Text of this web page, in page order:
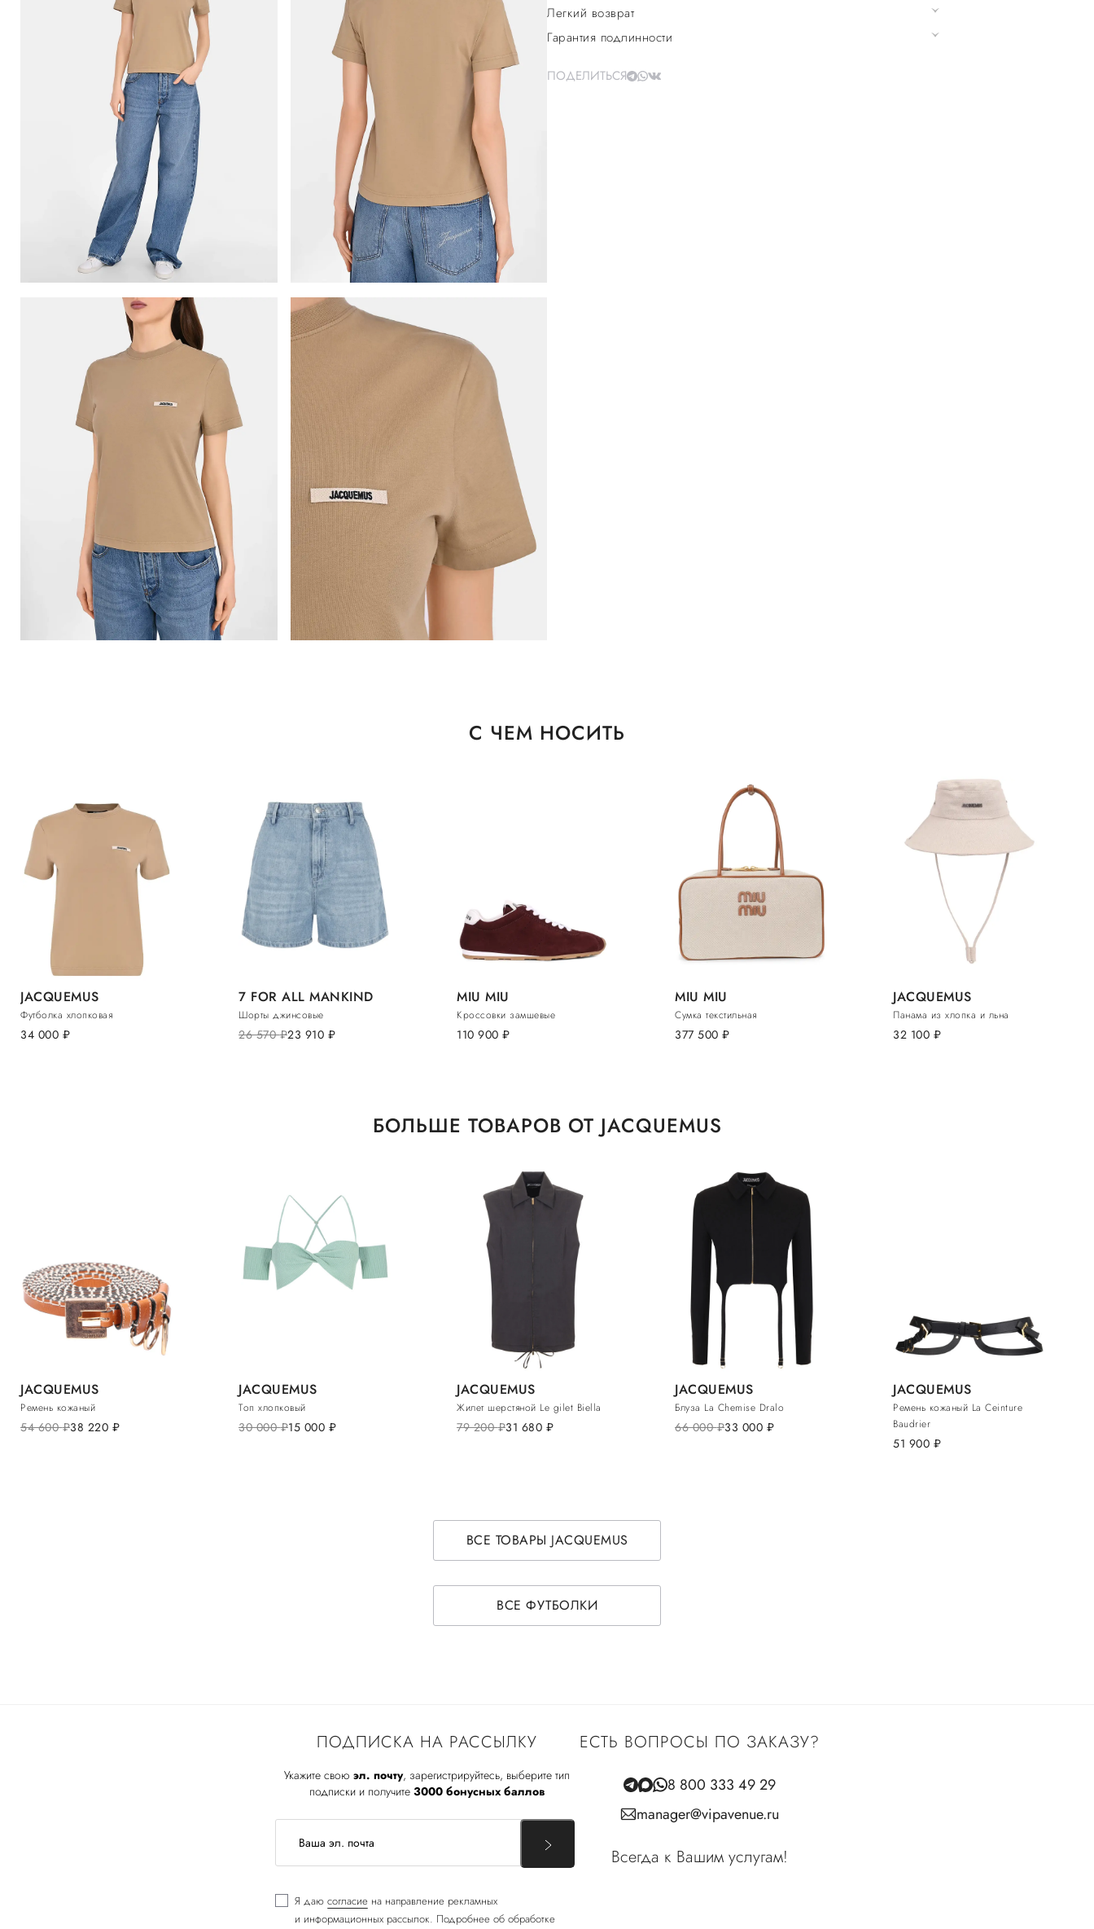
Легкий возврат
Гарантия подлинности
ПОДЕЛИТЬСЯ
С ЧЕМ НОСИТЬ
JACQUEMUS
Футболка хлопковая
34 000 руб.
7 FOR ALL MANKIND
Шорты джинсовые
26 570руб.23 910 руб.
MIU MIU
Кроссовки замшевые
110 900 руб.
MIU MIU
Сумка текстильная
377 500 руб.
JACQUEMUS
Панама из хлопка и льна
32 100 руб.
БОЛЬШЕ ТОВАРОВ ОТ JACQUEMUS
JACQUEMUS
Ремень кожаный
54 600руб.38 220 руб.
JACQUEMUS
Топ хлопковый
30 000руб.15 000 руб.
JACQUEMUS
Жилет шерстяной Le gilet Biella
79 200руб.31 680 руб.
JACQUEMUS
Блуза La Chemise Dralo
66 000руб.33 000 руб.
JACQUEMUS
Ремень кожаный La Ceinture
Baudrier
51 900 руб.
ВСЕ ТОВАРЫ JACQUEMUS
ВСЕ ФУТБОЛКИ
ПОДПИСКА НА РАССЫЛКУ
Укажите свою эл. почту, зарегистрируйтесь, выберите тип
подписки и получите 3000 бонусных баллов
Я даю согласие на направление рекламных
и информационных рассылок. Подробнее об обработке
ЕСТЬ ВОПРОСЫ ПО ЗАКАЗУ?
8 800 333 49 29
manager@vipavenue.ru
Всегда к Вашим услугам!